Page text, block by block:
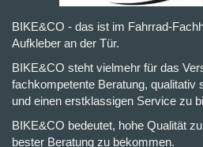
BIKE&CO - das ist im Fahrrad-
Aufkleber an der Tür.
BIKE&CO steht vielmehr für das
fachkompetente Beratung, qualitativ
und einen erstklassigen Service zu
BIKE&CO bedeutet, hohe Qualität
bester Beratung zu bekommen.